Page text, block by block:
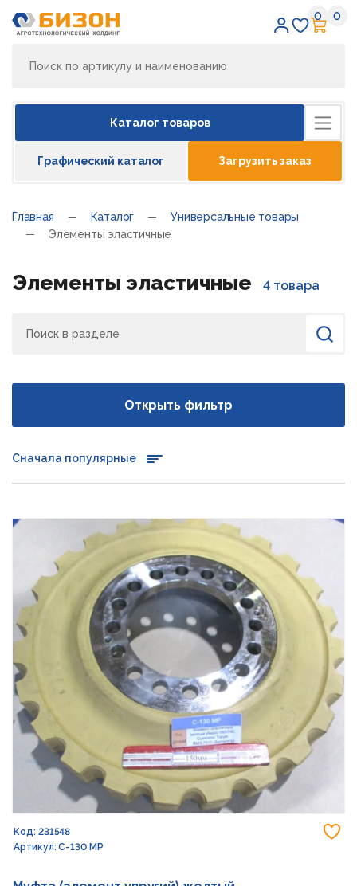
0 0
Каталог товаров
Графический каталог Загрузить заказ
Главная Каталог
Универсальные товары
Элементы эластичные
Элементы эластичные 4 товара
Найти
Открыть фильтр
Сначала популярные
Код: 231548
Артикул: С-130 МР